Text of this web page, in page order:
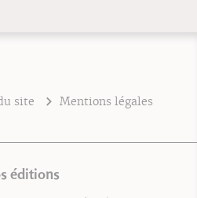
site
Mentions légales
éditions